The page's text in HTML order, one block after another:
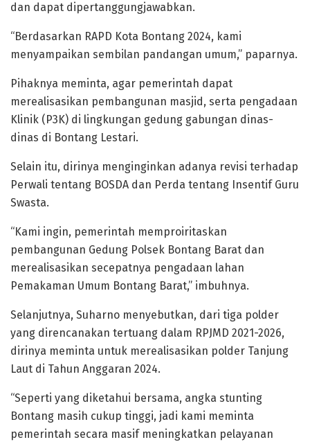
dan dapat dipertanggungjawabkan.
“Berdasarkan RAPD Kota Bontang 2024, kami
menyampaikan sembilan pandangan umum,” paparnya.
Pihaknya meminta, agar pemerintah dapat
merealisasikan pembangunan masjid, serta pengadaan
Klinik (P3K) di lingkungan gedung gabungan dinas-
dinas di Bontang Lestari.
Selain itu, dirinya menginginkan adanya revisi terhadap
Perwali tentang BOSDA dan Perda tentang Insentif Guru
Swasta.
“Kami ingin, pemerintah memproiritaskan
pembangunan Gedung Polsek Bontang Barat dan
merealisasikan secepatnya pengadaan lahan
Pemakaman Umum Bontang Barat,” imbuhnya.
Selanjutnya, Suharno menyebutkan, dari tiga polder
yang direncanakan tertuang dalam RPJMD 2021-2026,
dirinya meminta untuk merealisasikan polder Tanjung
Laut di Tahun Anggaran 2024.
“Seperti yang diketahui bersama, angka stunting
Bontang masih cukup tinggi, jadi kami meminta
pemerintah secara masif meningkatkan pelayanan